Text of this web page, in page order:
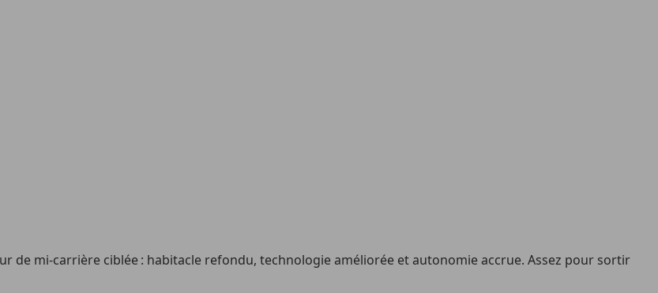
de mi-carrière ciblée : habitacle refondu, technologie améliorée et autonomie accrue. Assez pour sortir